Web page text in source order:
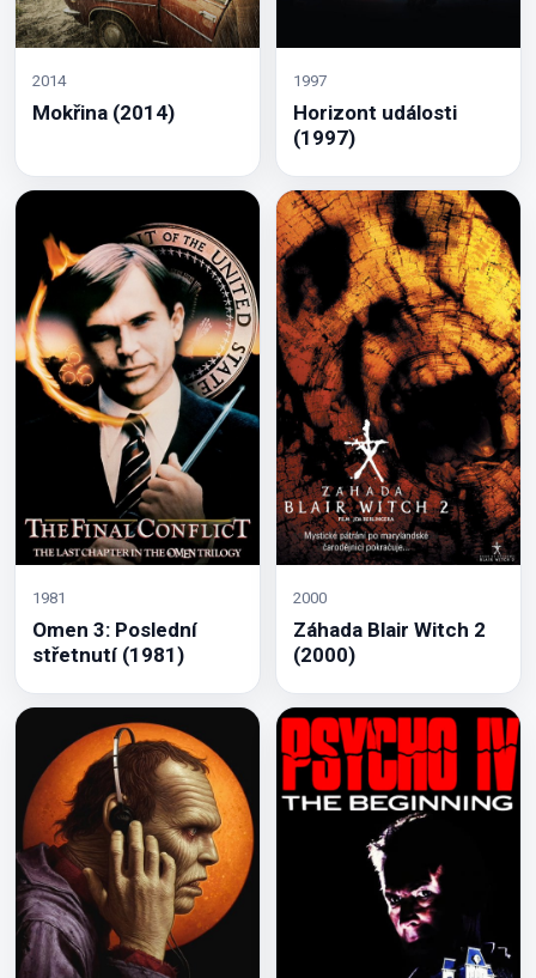
2014
Mokřina (2014)
1997
Horizont události
(1997)
1981
Omen 3: Poslední
střetnutí (1981)
2000
Záhada Blair Witch 2
(2000)